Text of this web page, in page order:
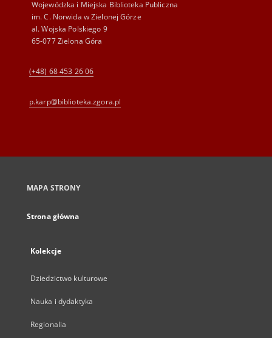
Wojewódzka i Miejska Biblioteka Publiczna
im. C. Norwida w Zielonej Górze
al. Wojska Polskiego 9
65-077 Zielona Góra
(+48) 68 453 26 06
p.karp@biblioteka.zgora.pl
MAPA STRONY
Strona główna
Kolekcje
Dziedzictwo kulturowe
Nauka i dydaktyka
Regionalia